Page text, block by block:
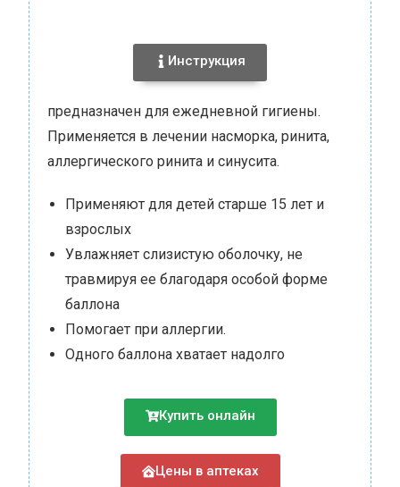
Инструкция
предназначен для ежедневной гигиены.
Применяется в лечении насморка, ринита,
аллергического ринита и синусита.
Применяют для детей старше 15 лет и
взрослых
Увлажняет слизистую оболочку, не
травмируя ее благодаря особой форме
баллона
Помогает при аллергии.
Одного баллона хватает надолго
Купить онлайн
Цены в аптеках